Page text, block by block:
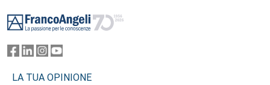
LA TUA OPINIONE